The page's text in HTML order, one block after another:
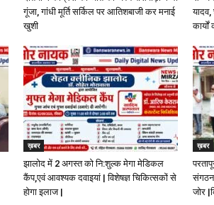
गूंजा, गांधी मूर्ति सर्किल पर आतिशबाजी कर मनाई
खुशी
यादव,
कार्यों
ख़बर
झालोद में 2 अगस्त को नि:शुल्क मेगा मेडिकल
कैंप,एवं आवश्यक दवाइयां | विशेषज्ञ चिकित्सकों से
होगा इलाज |
ख़बर
संगठन
जोर